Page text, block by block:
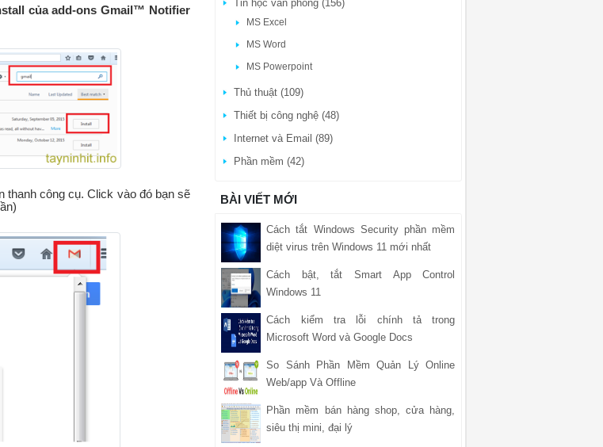
của add-ons Gmail™ Notifier
thanh công cụ. Click vào đó bạn sẽ
Tin học văn phòng (156)
MS Excel
MS Word
MS Powerpoint
Thủ thuật (109)
Thiết bị công nghệ (48)
Internet và Email (89)
Phần mềm (42)
BÀI VIẾT MỚI
Cách tắt Windows Security phần mềm
diệt virus trên Windows 11 mới nhất
Cách bật, tắt Smart App Control
Windows 11
Cách kiểm tra lỗi chính tả trong
Microsoft Word và Google Docs
So Sánh Phần Mềm Quản Lý Online
Web/app Và Offline
Phần mềm bán hàng shop, cửa hàng,
siêu thị mini, đại lý